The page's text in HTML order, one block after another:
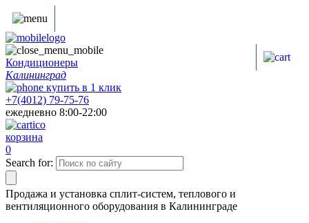
Кондиционеры
Калининград
купить в 1 клик
+7(4012) 79-75-76
ежедневно 8:00-22:00
корзина
0
Search for:
Продажа и установка сплит-систем, теплового и
вентиляционного оборудования в Калининграде